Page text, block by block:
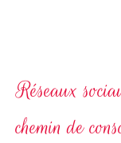
Réseaux
chemin de